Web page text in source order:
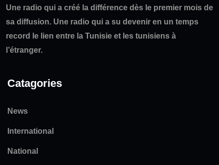
Une radio qui a créé la différence dès le premier mois de
sa diffusion. Une radio qui a su devenir en un temps
record le lien entre la Tunisie et les tunisiens à
l’étranger.
Catagories
News
International
National